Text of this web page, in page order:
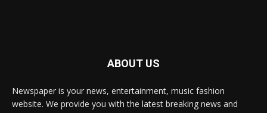
ABOUT US
Newspaper is your news, entertainment, music fashion
website. We provide you with the latest breaking news and